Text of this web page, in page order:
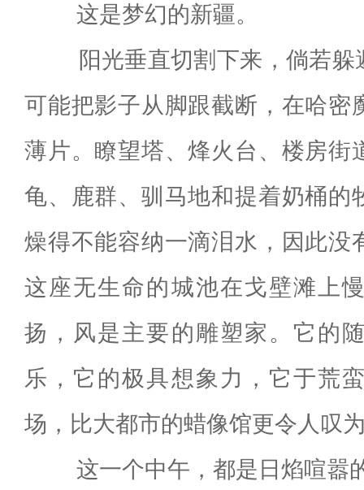
这是梦幻的新疆。
阳光垂直切割下来，倘若躲
可能把影子从脚跟截断，在哈密
薄片。瞭望塔、烽火台、楼房街
龟、鹿群、驯马地和提着奶桶的
燥得不能容纳一滴泪水，因此没
这座无生命的城池在戈壁滩上
扬，风是主要的雕塑家。它的
乐，它的极具想象力，它于荒
场，比大都市的蜡像馆更令人叹
这一个中午，都是日焰喧嚣